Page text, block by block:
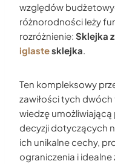
względów
różnorodności leży
rozróżnienie: Sklejka
iglastesklejka
Ten kompleksowy
zawiłości tych
wiedzę
decyzji dotyczących
ich unikalne cechy,
ograniczenia i